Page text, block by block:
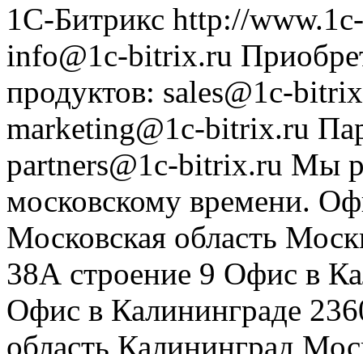
1С-Битрикс http://
info@1c-bitrix.ru
продуктов: sales@1c-
marketing@1c-bitrix.ru
partners@1c-bitrix.ru Мы
московскому времени.
Московская область
38А строение 9 Офис в
Офис в Калининграде
область Калининград